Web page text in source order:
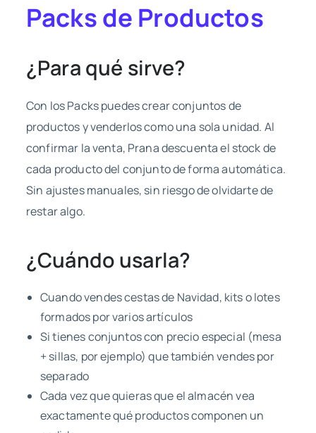
Packs de Productos
¿Para qué sirve?
Con los Packs puedes crear conjuntos de
productos y venderlos como una sola unidad. Al
confirmar la venta, Prana descuenta el stock de
cada producto del conjunto de forma automática.
Sin ajustes manuales, sin riesgo de olvidarte de
restar algo.
¿Cuándo usarla?
Cuando vendes cestas de Navidad, kits o lotes
formados por varios artículos
Si tienes conjuntos con precio especial (mesa
+ sillas, por ejemplo) que también vendes por
separado
Cada vez que quieras que el almacén vea
exactamente qué productos componen un